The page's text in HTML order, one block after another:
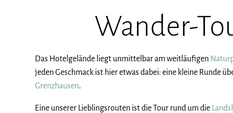
Wander-
Das Hotelgelände liegt unmittelbar am weitläufigen
jeden Geschmack ist hier etwas dabei: eine kleine Runde
Grenzhausen.
Eine unserer Lieblingsrouten ist die Tour rund um die